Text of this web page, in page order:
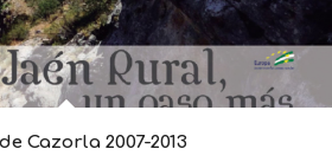
Cazorla 2007-2013